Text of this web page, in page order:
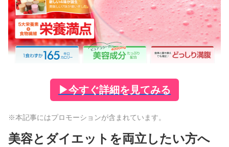
▶今すぐ詳細を見てみる
※本記事にはプロモーションが含まれています。
美容とダイエットを両立したい方へ